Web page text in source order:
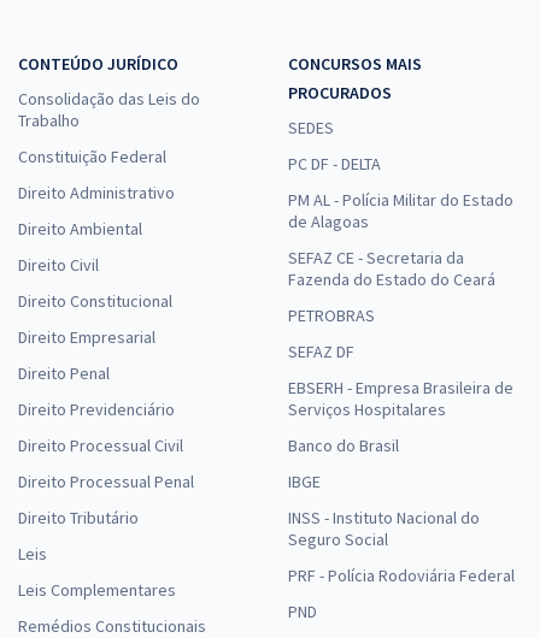
CONTEÚDO JURÍDICO
Consolidação das Leis do
Trabalho
Constituição Federal
Direito Administrativo
Direito Ambiental
Direito Civil
Direito Constitucional
Direito Empresarial
Direito Penal
Direito Previdenciário
Direito Processual Civil
Direito Processual Penal
Direito Tributário
Leis
Leis Complementares
Remédios Constitucionais
CONCURSOS MAIS
PROCURADOS
SEDES
PC DF - DELTA
PM AL - Polícia Militar do Estado
de Alagoas
SEFAZ CE - Secretaria da
Fazenda do Estado do Ceará
PETROBRAS
SEFAZ DF
EBSERH - Empresa Brasileira de
Serviços Hospitalares
Banco do Brasil
IBGE
INSS - Instituto Nacional do
Seguro Social
PRF - Polícia Rodoviária Federal
PND